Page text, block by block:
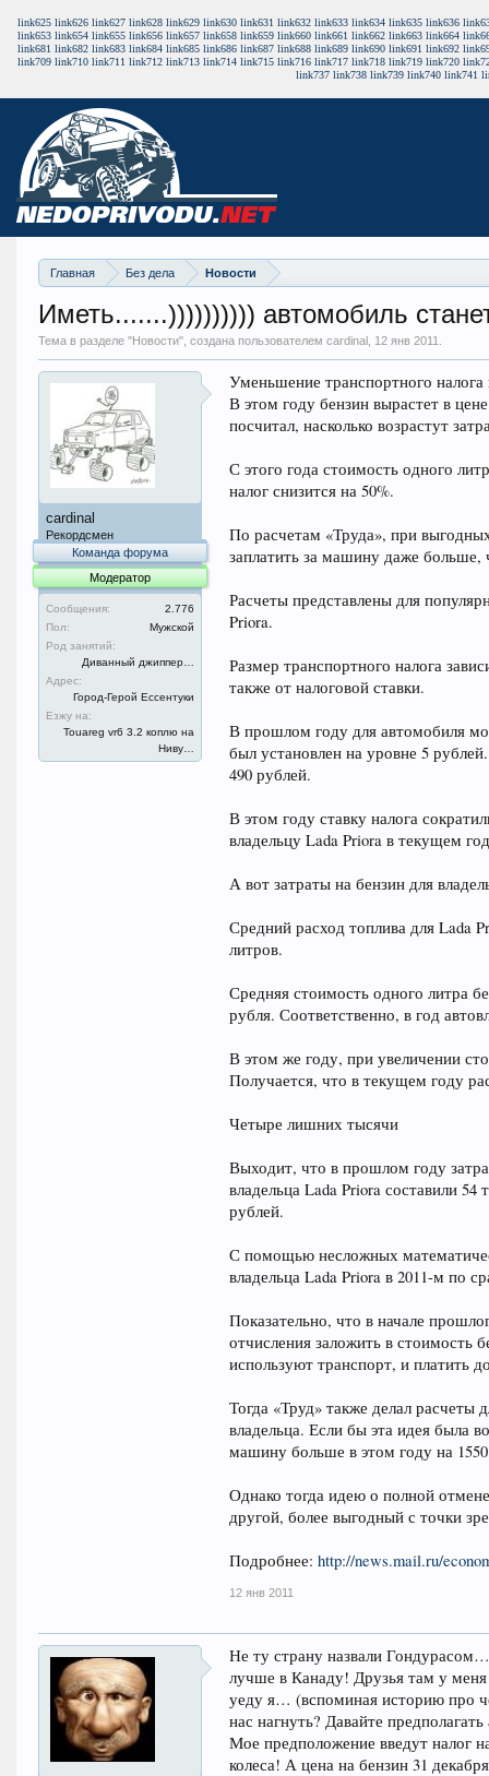
link625 link626 link627 link628 link629 link630 link631 link632 link633 link634 link635 link636
link653 link654 link655 link656 link657 link658 link659 link660 link661 link662 link663 link664
link681 link682 link683 link684 link685 link686 link687 link688 link689 link690 link691 link692
link709 link710 link711 link712 link713 link714 link715 link716 link717 link718 link719 link720
link737 link738 link739 link740 link741
Главная Без дела Новости
Иметь.......)))))))))) автомобиль
Тема в разделе "Новости", создана пользователем cardinal, 12 янв 2011
cardinal
Рекордсмен
Команда форума
Модератор
Сообщения:
2.776
Пол:
Мужской
Род занятий:
Диванный джиппер…
Адрес:
Город-Герой Ессентуки
Езжу на:
Touareg vr6 3.2 коплю на
Ниву…
Уменьшение транспортного налога
В этом году бензин вырастет в
посчитал, насколько возрастут
С этого года стоимость одного
налог снизится на 50%.
По расчетам «Труда», при
заплатить за машину даже
Расчеты представлены для
Priora.
Размер транспортного налога
также от налоговой ставки.
В прошлом году для автомобиля
был установлен на уровне 5
490 рублей.
В этом году ставку налога
владельцу Lada Priora в текущем
А вот затраты на бензин для
Средний расход топлива для Lada
литров.
Средняя стоимость одного литра
рубля. Соответственно, в год
В этом же году, при увеличении
Получается, что в текущем году
Четыре лишних тысячи
Выходит, что в прошлом году
владельца Lada Priora составили
рублей.
С помощью несложных
владельца Lada Priora в 2011-м по
Показательно, что в начале
отчисления заложить в стоимость
используют транспорт, и платить
Тогда «Труд» также делал расчеты
владельца. Если бы эта идея была
машину больше в этом году на
Однако тогда идею о полной
другой, более выгодный с точки
Подробнее: http://news.mail.ru/
12 янв 2011
Не ту страну назвали
лучше в Канаду! Друзья там у меня
уеду я… (вспоминая историю про
нас нагнуть? Давайте
Мое предположение введут налог
колеса! А цена на бензин 31